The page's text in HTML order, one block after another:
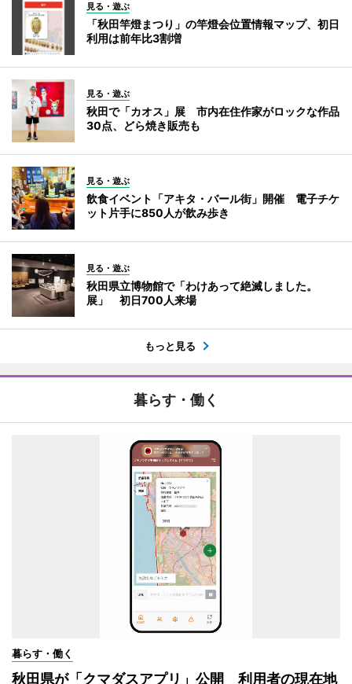
見る・遊ぶ
「秋田竿燈まつり」の竿燈会位置情報マップ、初日
利用は前年比3割増
見る・遊ぶ
秋田で「カオス」展 市内在住作家がロックな作品
30点、どら焼き販売も
見る・遊ぶ
飲食イベント「アキタ・バール街」開催 電子チケ
ット片手に850人が飲み歩き
見る・遊ぶ
秋田県立博物館で「わけあって絶滅しました。
展」 初日700人来場
もっと見る
暮らす・働く
暮らす・働く
秋田県が「クマダスアプリ」公開 利用者の現在地